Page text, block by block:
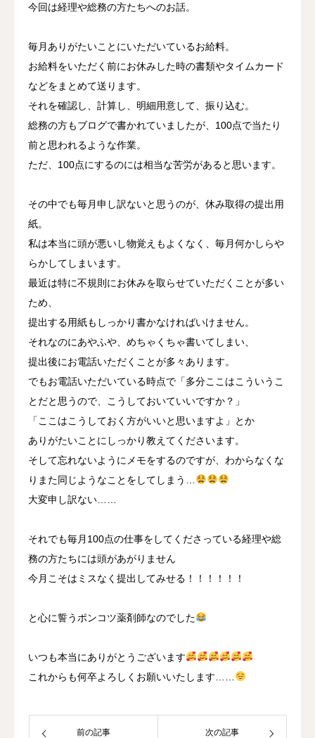
今回は経理や総務の方たちへのお話。
毎月ありがたいことにいただいているお給料。
お給料をいただく前にお休みした時の書類やタイムカード
などをまとめて送ります。
それを確認し、計算し、明細用意して、振り込む。
総務の方もブログで書かれていましたが、100点で当たり
前と思われるような作業。
ただ、100点にするのには相当な苦労があると思います。
その中でも毎月申し訳ないと思うのが、休み取得の提出用
紙。
私は本当に頭が悪いし物覚えもよくなく、毎月何かしらや
らかしてしまいます。
最近は特に不規則にお休みを取らせていただくことが多い
ため、
提出する用紙もしっかり書かなければいけません。
それなのにあやふや、めちゃくちゃ書いてしまい、
提出後にお電話いただくことが多々あります。
でもお電話いただいている時点で「多分ここはこういうこ
とだと思うので、こうしておいていいですか？」
「ここはこうしておく方がいいと思いますよ」とか
ありがたいことにしっかり教えてくださいます。
そして忘れないようにメモをするのですが、わからなくな
りまた同じようなことをしてしまう…
大変申し訳ない……
それでも毎月100点の仕事をしてくださっている経理や総
務の方たちには頭があがりません
今月こそはミスなく提出してみせる！！！！！！
と心に誓うポンコツ薬剤師なのでした
いつも本当にありがとうございます
これからも何卒よろしくお願いいたします……
前の記事 次の記事